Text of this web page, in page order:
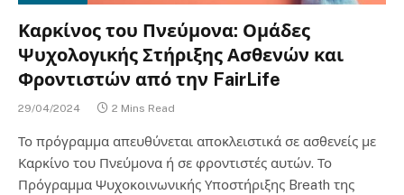
Καρκίνος του Πνεύμονα: Ομάδες
Ψυχολογικής Στήριξης Ασθενών και
Φροντιστών από την FairLife
29/04/2024 2 Mins Read
Το πρόγραμμα απευθύνεται αποκλειστικά σε ασθενείς με
Καρκίνο του Πνεύμονα ή σε φροντιστές αυτών. Το
Πρόγραμμα Ψυχοκοινωνικής Υποστήριξης Breath της